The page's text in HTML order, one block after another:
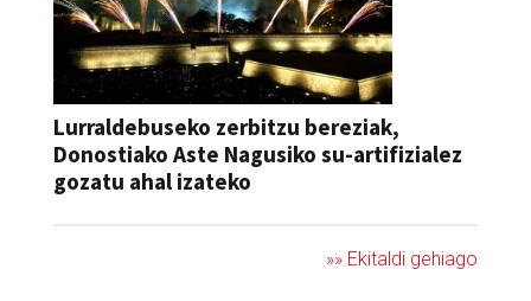
Lurraldebuseko zerbitzu bereziak,
Donostiako Aste Nagusiko su-artifizialez
gozatu ahal izateko
»» Ekitaldi gehiago